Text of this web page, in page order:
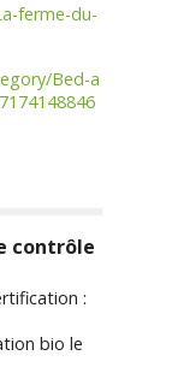
ferme-du-
Bed-a
contrôle
:
bio le